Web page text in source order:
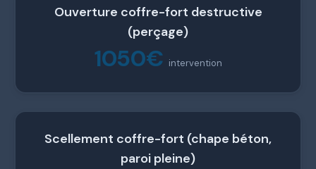
Ouverture coffre-fort destructive
(perçage)
1050€ intervention
Scellement coffre-fort (chape béton,
paroi pleine)